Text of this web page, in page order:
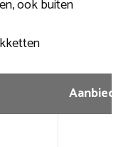
ook buiten